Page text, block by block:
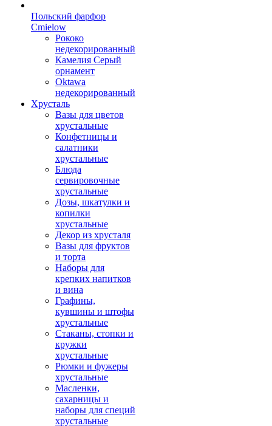
Польский фарфор
Сmielow
Рококо
недекорированный
Камелия Серый
орнамент
Oktawa
недекорированный
Хрусталь
Вазы для цветов
хрустальные
Конфетницы и
салатники
хрустальные
Блюда
сервировочные
хрустальные
Дозы, шкатулки и
копилки
хрустальные
Декор из хрусталя
Вазы для фруктов
и торта
Наборы для
крепких напитков
и вина
Графины,
кувшины и штофы
хрустальные
Стаканы, стопки и
кружки
хрустальные
Рюмки и фужеры
хрустальные
Масленки,
сахарницы и
наборы для специй
хрустальные